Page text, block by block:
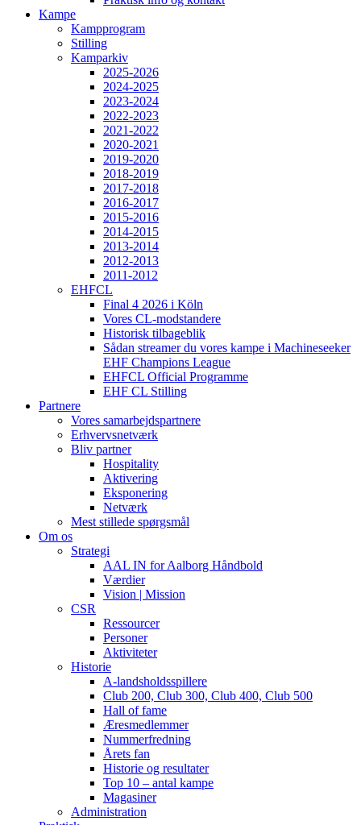
Kampe
Kampprogram
Stilling
Kamparkiv
2025-2026
2024-2025
2023-2024
2022-2023
2021-2022
2020-2021
2019-2020
2018-2019
2017-2018
2016-2017
2015-2016
2014-2015
2013-2014
2012-2013
2011-2012
EHFCL
Final 4 2026 i Köln
Vores CL-modstandere
Historisk tilbageblik
Sådan streamer du vores kampe i Machineseeker
EHF Champions League
EHFCL Official Programme
EHF CL Stilling
Partnere
Vores samarbejdspartnere
Erhvervsnetværk
Bliv partner
Hospitality
Aktivering
Eksponering
Netværk
Mest stillede spørgsmål
Om os
Strategi
AAL IN for Aalborg Håndbold
Værdier
Vision | Mission
CSR
Ressourcer
Personer
Aktiviteter
Historie
A-landsholdsspillere
Club 200, Club 300, Club 400, Club 500
Hall of fame
Æresmedlemmer
Nummerfredning
Årets fan
Historie og resultater
Top 10 – antal kampe
Magasiner
Administration